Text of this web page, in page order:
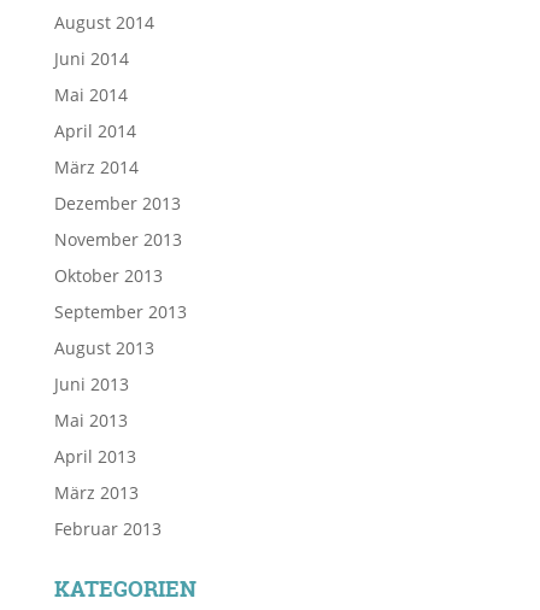
August 2014
Juni 2014
Mai 2014
April 2014
März 2014
Dezember 2013
November 2013
Oktober 2013
September 2013
August 2013
Juni 2013
Mai 2013
April 2013
März 2013
Februar 2013
KATEGORIEN